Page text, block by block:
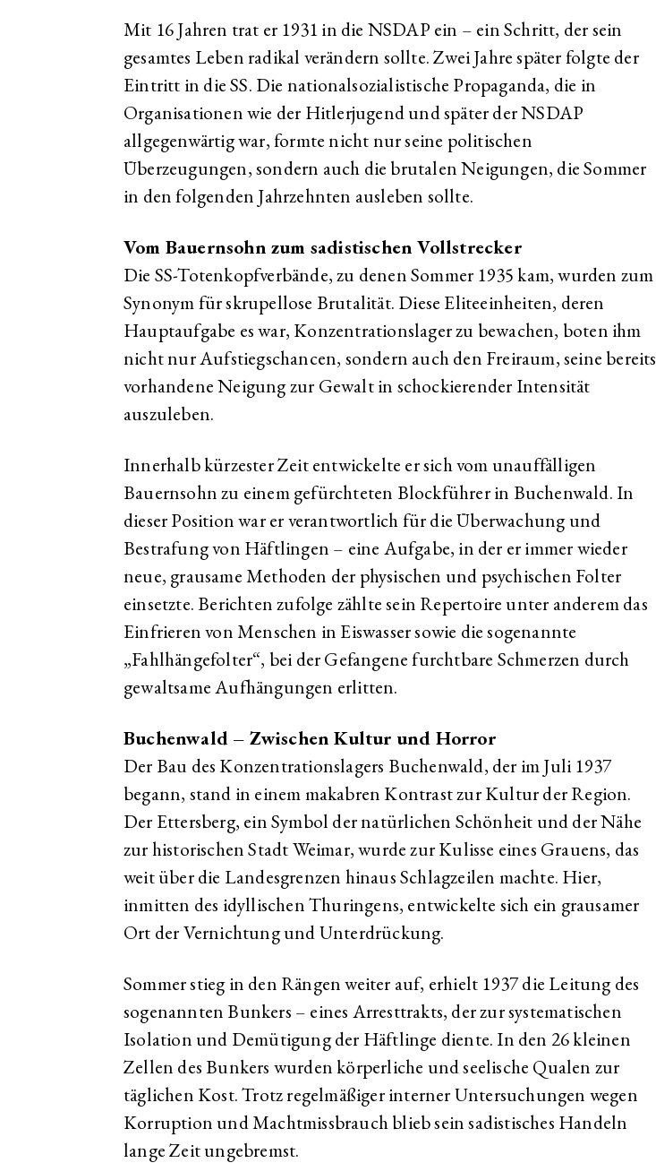
Mit 16 Jahren trat er 1931 in die NSDAP ein – ein Schritt, der sein
gesamtes Leben radikal verändern sollte. Zwei Jahre später folgte der
Eintritt in die SS. Die nationalsozialistische Propaganda, die in
Organisationen wie der Hitlerjugend und später der NSDAP
allgegenwärtig war, formte nicht nur seine politischen
Überzeugungen, sondern auch die brutalen Neigungen, die Sommer
in den folgenden Jahrzehnten ausleben sollte.
Vom Bauernsohn zum sadistischen Vollstrecker
Die SS-Totenkopfverbände, zu denen Sommer 1935 kam, wurden zum
Synonym für skrupellose Brutalität. Diese Eliteeinheiten, deren
Hauptaufgabe es war, Konzentrationslager zu bewachen, boten ihm
nicht nur Aufstiegschancen, sondern auch den Freiraum, seine bereits
vorhandene Neigung zur Gewalt in schockierender Intensität
auszuleben.
Innerhalb kürzester Zeit entwickelte er sich vom unauffälligen
Bauernsohn zu einem gefürchteten Blockführer in Buchenwald. In
dieser Position war er verantwortlich für die Überwachung und
Bestrafung von Häftlingen – eine Aufgabe, in der er immer wieder
neue, grausame Methoden der physischen und psychischen Folter
einsetzte. Berichten zufolge zählte sein Repertoire unter anderem das
Einfrieren von Menschen in Eiswasser sowie die sogenannte
„Fahlhängefolter“, bei der Gefangene furchtbare Schmerzen durch
gewaltsame Aufhängungen erlitten.
Buchenwald – Zwischen Kultur und Horror
Der Bau des Konzentrationslagers Buchenwald, der im Juli 1937
begann, stand in einem makabren Kontrast zur Kultur der Region.
Der Ettersberg, ein Symbol der natürlichen Schönheit und der Nähe
zur historischen Stadt Weimar, wurde zur Kulisse eines Grauens, das
weit über die Landesgrenzen hinaus Schlagzeilen machte. Hier,
inmitten des idyllischen Thuringens, entwickelte sich ein grausamer
Ort der Vernichtung und Unterdrückung.
Sommer stieg in den Rängen weiter auf, erhielt 1937 die Leitung des
sogenannten Bunkers – eines Arresttrakts, der zur systematischen
Isolation und Demütigung der Häftlinge diente. In den 26 kleinen
Zellen des Bunkers wurden körperliche und seelische Qualen zur
täglichen Kost. Trotz regelmäßiger interner Untersuchungen wegen
Korruption und Machtmissbrauch blieb sein sadistisches Handeln
lange Zeit ungebremst.